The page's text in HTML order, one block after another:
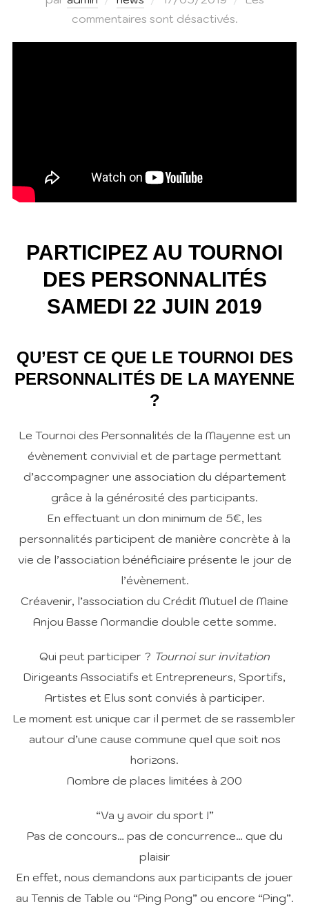
le
commentaires sont désactivés.
PARTICIPEZ AU TOURNOI
DES PERSONNALITÉS
SAMEDI 22 JUIN 2019
QU’EST CE QUE LE TOURNOI DES
PERSONNALITÉS DE LA MAYENNE
?
Le Tournoi des Personnalités de la Mayenne est un
évènement convivial et de partage permettant
d’accompagner une association du département
grâce à la générosité des participants.
En effectuant un don minimum de 5€, les
personnalités participent de manière concrète à la
vie de l’association bénéficiaire présente le jour de
l’évènement.
Créavenir, l’association du Crédit Mutuel de Maine
Anjou Basse Normandie double cette somme.
Qui peut participer ? Tournoi sur invitation
Dirigeants Associatifs et Entrepreneurs, Sportifs,
Artistes et Elus sont conviés à participer.
Le moment est unique car il permet de se rassembler
autour d’une cause commune quel que soit nos
horizons.
Nombre de places limitées à 200
“Va y avoir du sport !”
Pas de concours… pas de concurrence… que du
plaisir
En effet, nous demandons aux participants de jouer
au Tennis de Table ou “Ping Pong” ou encore “Ping”.